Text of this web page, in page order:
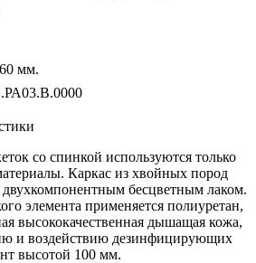
мм.
со спинкой используются только
Каркас из хвойных пород
двухкомпонентным бесцветным лаком.
элемента применяется полиуретан,
высококачественная дышащая кожа,
и воздействию дезинфицирующих
высотой 100 мм.